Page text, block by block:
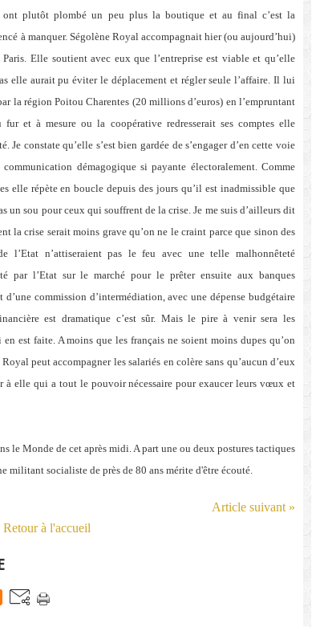
ont plutôt plombé un peu plus la boutique et au final c’est la
à manquer. Ségolène Royal accompagnait hier (ou aujourd’hui)
Elle soutient avec eux que l’entreprise est viable et qu’elle
elle aurait pu éviter le déplacement et régler seule l’affaire. Il lui
la région Poitou Charentes (20 millions d’euros) en l’empruntant
fur et à mesure ou la coopérative redresserait ses comptes elle
constate qu’elle s’est bien gardée de s’engager d’en cette voie
démagogique si payante électoralement. Comme
elle répète en boucle depuis des jours qu’il est inadmissible que
un sou pour ceux qui souffrent de la crise. Je me suis d’ailleurs dit
la crise serait moins grave qu’on ne le craint parce que sinon des
l’Etat n’attiseraient pas le feu avec une telle malhonnêteté
par l’Etat sur le marché pour le prêter ensuite aux banques
commission d’intermédiation, avec une dépense budgétaire
est dramatique c’est sûr. Mais le pire à venir sera les
est faite. A moins que les français ne soient moins dupes qu’on
peut accompagner les salariés en colère sans qu’aucun d’eux
à elle qui a tout le pouvoir nécessaire pour exaucer leurs vœux et
le Monde de cet après midi. A part une ou deux postures tactiques
militant socialiste de près de 80 ans mérite d'être écouté.
Article suivant »
Retour à l'accueil